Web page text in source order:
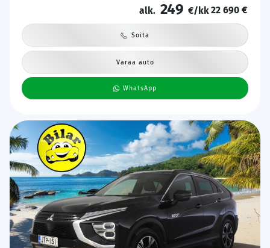
alk. 249 €/kk22 690 €
Soita
Varaa auto
WhatsApp